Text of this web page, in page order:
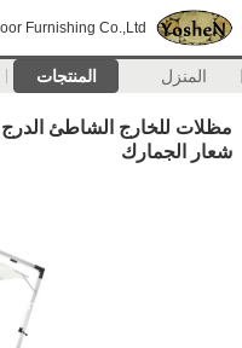
Furnishing Co.,Ltd
المنزل المنتجات
مظلات للخارج الشاطئ الدرج
شعار الجمارك